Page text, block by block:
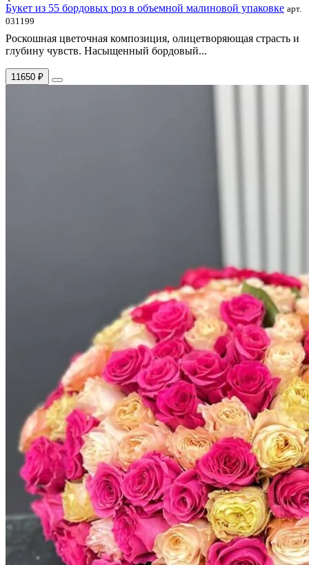
Букет из 55 бордовых роз в объемной малиновой упаковке арт.
031199
Роскошная цветочная композиция, олицетворяющая страсть и
глубину чувств. Насыщенный бордовый...
11650 ₽